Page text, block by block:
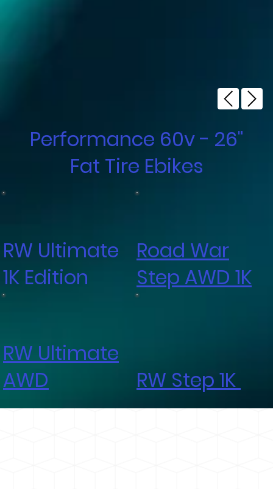
Performance 60v - 26"
Fat Tire Ebikes
RW Ultimate
1K Edition
Road War
Step AWD 1K
RW Ultimate
AWD
RW Step 1K